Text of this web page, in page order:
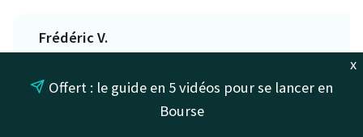
Frédéric V.
1 avril 2025
Votre analyse ne résisterait pas à celle des
années de pratiques désastreuses de ce cabinet.
x
Offert : le guide en 5 vidéos pour se lancer en
Bourse